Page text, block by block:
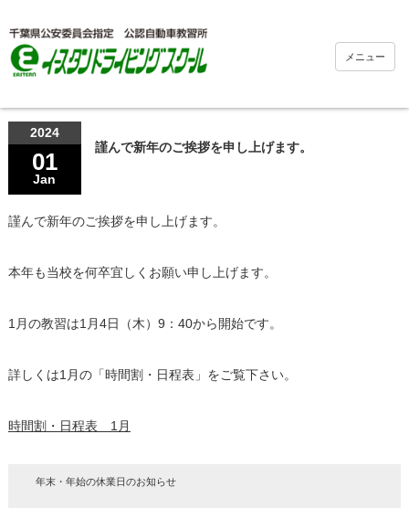
メニュー
2024
01
Jan
謹んで新年のご挨拶を申し上げます。
謹んで新年のご挨拶を申し上げます。
本年も当校を何卒宜しくお願い申し上げます。
1月の教習は1月4日（木）9：40から開始です。
詳しくは1月の「時間割・日程表」をご覧下さい。
時間割・日程表 1月
年末・年始の休業日のお知らせ